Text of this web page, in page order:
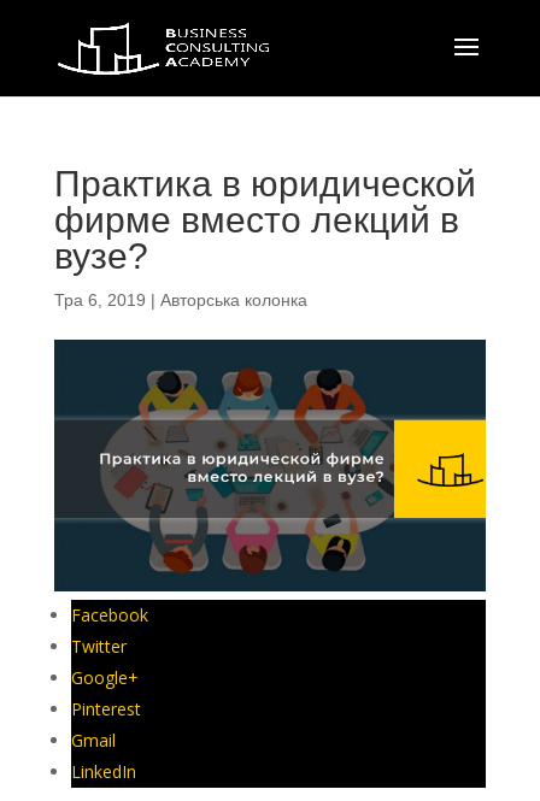
Практика в юридической
фирме вместо лекций в
вузе?
Тра 6, 2019 | Авторська колонка
Facebook
Twitter
Google+
Pinterest
Gmail
LinkedIn